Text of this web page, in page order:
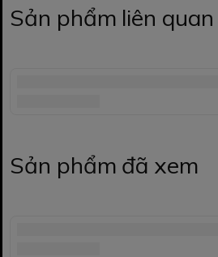
Sản phẩm liên quan
Sản phẩm đã xem